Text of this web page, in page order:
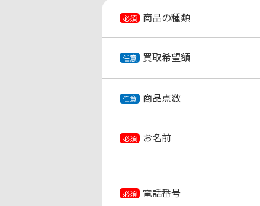
必須 商品の種類
任意 買取希望額
任意 商品点数
必須 お名前
必須 電話番号